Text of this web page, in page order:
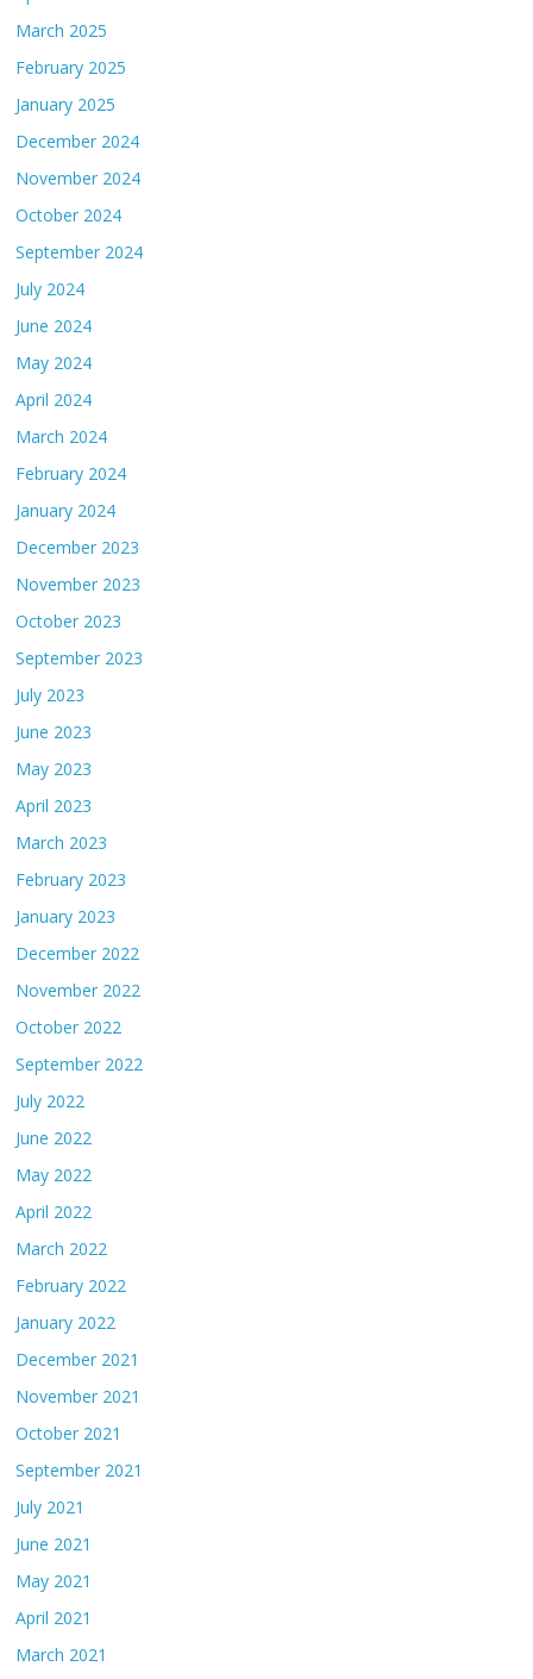
March 2025
February 2025
January 2025
December 2024
November 2024
October 2024
September 2024
July 2024
June 2024
May 2024
April 2024
March 2024
February 2024
January 2024
December 2023
November 2023
October 2023
September 2023
July 2023
June 2023
May 2023
April 2023
March 2023
February 2023
January 2023
December 2022
November 2022
October 2022
September 2022
July 2022
June 2022
May 2022
April 2022
March 2022
February 2022
January 2022
December 2021
November 2021
October 2021
September 2021
July 2021
June 2021
May 2021
April 2021
March 2021